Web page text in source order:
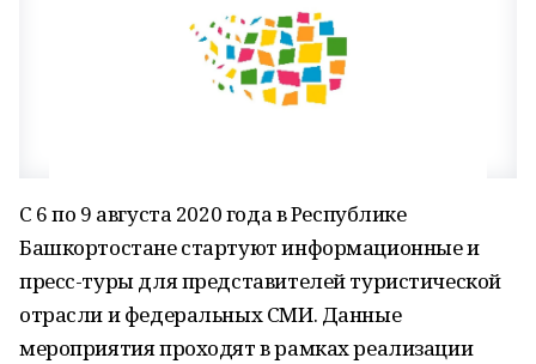
С 6 по 9 августа 2020 года в Республике
Башкортостане стартуют информационные и
пресс-туры для представителей туристической
отрасли и федеральных СМИ. Данные
мероприятия проходят в рамках реализации